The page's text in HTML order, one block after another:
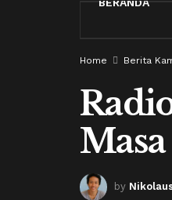
Home Berita
by